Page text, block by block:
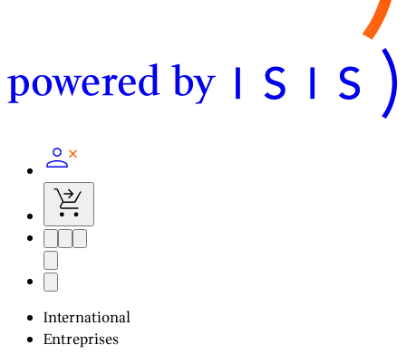
International
Entreprises